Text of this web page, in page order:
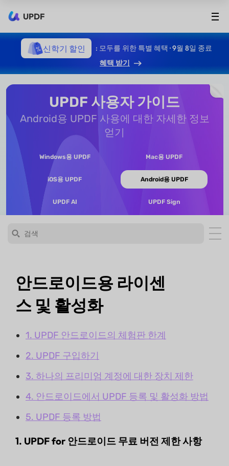
UPDF
신학기 할인
: 모두를 위한 특별 혜택 · 9월 8일 종료
혜택 받기
UPDF 사용자 가이드
Android용 UPDF 사용에 대한 자세한 정보
얻기
Windows용 UPDF Mac용 UPDF
iOS용 UPDF Android용 UPDF
UPDF AI UPDF Sign
안드로이드용 라이센
스 및 활성화
1. UPDF 안드로이드의 체험판 한계
2. UPDF 구입하기
3. 하나의 프리미엄 계정에 대한 장치 제한
4. 안드로이드에서 UPDF 등록 및 활성화 방법
5. UPDF 등록 방법
1. UPDF for 안드로이드 무료 버전 제한 사항